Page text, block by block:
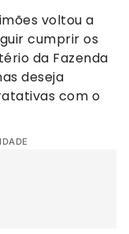
voltou a
cumprir os
da Fazenda
deseja
com o